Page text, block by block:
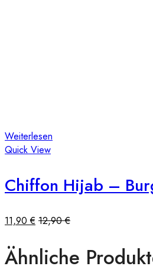
Weiterlesen
Quick View
Chiffon Hijab –
11,90€ 12,90€
Ähnliche